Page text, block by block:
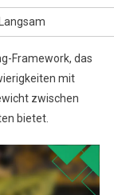
Langsam
Framework, das
mit
zwischen
bietet.